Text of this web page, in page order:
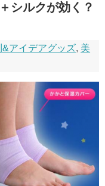
シルクが効く？
&アイデアグッズ, 美